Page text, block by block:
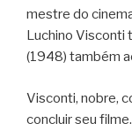
mestre do
Luchino Visconti
(1948) também
Visconti, nobre,
concluir seu